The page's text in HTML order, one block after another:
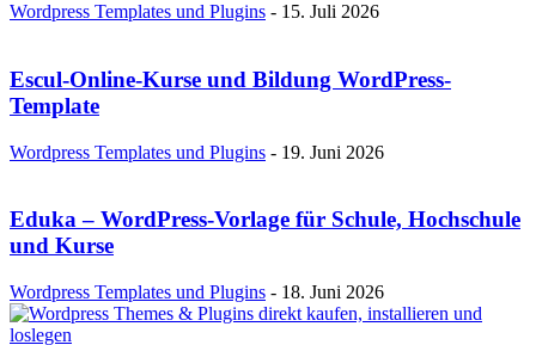
Wordpress Templates und Plugins - 15. Juli 2026
Escul-Online-Kurse und Bildung WordPress-
Template
Wordpress Templates und Plugins - 19. Juni 2026
Eduka – WordPress-Vorlage für Schule, Hochschule
und Kurse
Wordpress Templates und Plugins - 18. Juni 2026